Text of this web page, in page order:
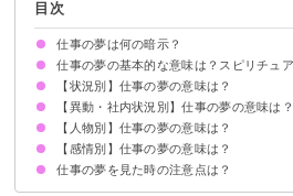
目次
仕事の夢は何の暗示？
仕事の夢の基本的な意味は？スピリチュ
勤労意欲や仕事状況の暗示
状況によって意味が決まる
【状況別】仕事の夢の意味は？
仕事が終わらない夢【吉夢・警告夢】
仕事で失敗する夢【凶夢】
仕事が忙しい夢【警告夢】
仕事に追われる夢【警告夢】
仕事を休む夢【願望夢】
仕事で無断欠勤してしまう夢【警告夢】
仕事で迷惑をかける夢【凶夢】
仕事をサボる夢【警告夢】
大きい仕事を任される夢【吉夢】
仕事ができない夢【凶夢】
仕事でトラブルに巻き込まれる夢【警告夢
仕事の休憩時間の夢【吉夢】
仕事で怒られる夢【吉夢】
仕事で遅刻してしまう夢【凶夢】
仕事で会議（ミーティング）する夢【吉夢
仕事を教わる夢【吉夢】
【異動・社内状況別】仕事の夢の意味は？
仕事で異動になる夢【吉夢・警告夢】
仕事で左遷される夢【逆夢】
仕事で昇進・出世する夢【吉夢】
仕事で評価されない夢【吉夢】
仕事を辞める夢【警告夢】
仕事をクビになる【警告夢】
仕事を転職する夢【警告夢】
仕事を転勤する夢【吉夢】
仕事を探す夢【吉夢】
仕事で辞表を出す夢【凶夢】
【人物別】仕事の夢の意味は？
上司の夢【吉夢・警告夢】
部下の夢【警告夢】
社長が出てくる夢【吉夢・警告夢】
同僚の夢【吉夢】
お客様の夢【吉夢・警告夢】
【感情別】仕事の夢の意味は？
仕事で泣く夢【警告夢】
仕事で疲れる夢【警告夢】
仕事が嫌になる夢【警告夢】
仕事が楽しい夢【吉夢】
仕事の夢を見た時の注意点は？
十分な休息を取る
ハードワークに注意する